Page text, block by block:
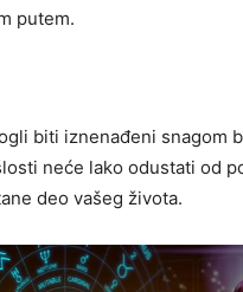
putem.
biti iznenađeni snagom
neće lako odustati od
deo vašeg života.